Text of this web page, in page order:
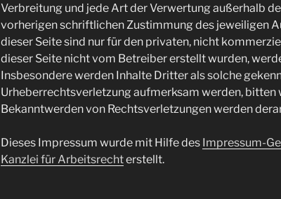
Verbreitung und jede Art der Verwertung außerhalb
vorherigen schriftlichen Zustimmung des jeweiligen
dieser Seite sind nur für den privaten, nicht
dieser Seite nicht vom Betreiber erstellt wurden,
Insbesondere werden Inhalte Dritter als solche
Urheberrechtsverletzung aufmerksam werden, bitten
Bekanntwerden von Rechtsverletzungen werden
Dieses Impressum wurde mit Hilfe des Impressum-
Kanzlei für Arbeitsrechterstellt.